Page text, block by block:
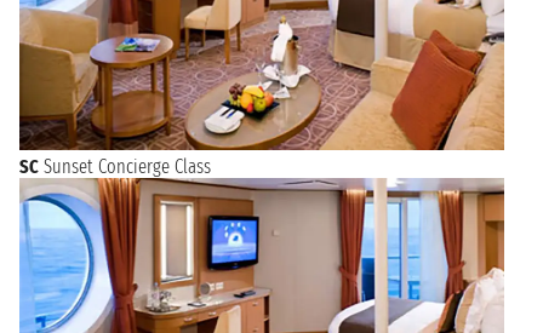
SC Sunset Concierge Class